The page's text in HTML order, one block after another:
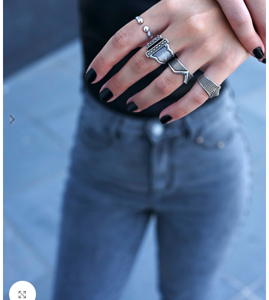
Click to enlarge